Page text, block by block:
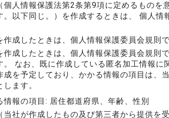
個人情報保護法第2条第9項に定めるもの
以下同じ。）を作成するときは、 個人
成したときは、個人情報保護委員会規則
作成したときは、個人情報保護委員会規則
。 なお、既に作成している匿名加工情報
成を予定しており、かかる情報の項目は
ます。
情報の項目: 居住都道府県、年齢、性別
当社が作成したもの及び第三者から提供を